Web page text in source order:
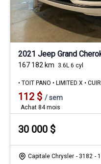
2021 Jeep Grand
167 182 km 3.6L 6 cyl
• TOIT PANO • LIMITED X •
112 $ /sem
Achat 84 mois
30 000 $
Capitale Chrysler - 3182 -